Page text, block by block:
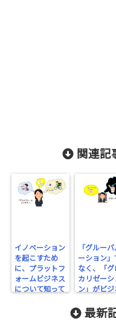
関連記
イノベーション
を起こすため
に、プラットフ
ォームビジネス
について知って
「グルー
ーション」
なく、「グ
カリゼーシ
ン」がビジ
最新